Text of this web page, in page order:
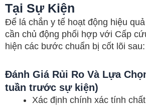
Tại Sự Kiện
Để lá chắn y tế hoạt động hiệu
cần chủ động phối hợp với Cấp
hiện các bước chuẩn bị cốt lõi sau:
Đánh Giá Rủi Ro Và Lựa
tuần trước sự kiện)
Xác định chính xác tính